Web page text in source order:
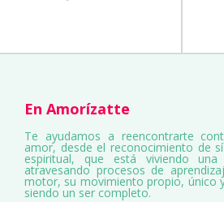
En Amorízatte
Te ayudamos a reencontrarte
amor, desde el reconocimiento de
espiritual, que está viviendo una
atravesando procesos de
motor, su movimiento propio, único
siendo un ser completo.